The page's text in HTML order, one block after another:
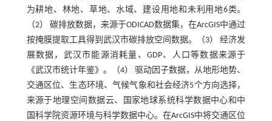
为耕地、林地、草地、水域、建设用地和未利用地6类。
（2） 碳排放数据，来源于ODICAD数据集，在ArcGIS中通过
按掩膜提取工具得到武汉市碳排放空间数据。（3） 经济发
展数据，武汉市能源消耗量、GDP、人口等数据来源于
《武汉市统计年鉴》。（4） 驱动因子数据，从地形地势、
交通区位、生态环境、气候气象和社会经济5个方向选择，
来源于地理空间数据云、国家地球系统科学数据中心和中
国科学院资源环境与科学数据中心。在ArcGIS中将交通区位